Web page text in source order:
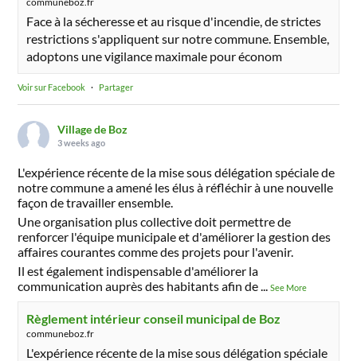
Face à la sécheresse et au risque d'incendie, de strictes
restrictions s'appliquent sur notre commune. Ensemble,
adoptons une vigilance maximale pour économ
Voir sur Facebook · Partager
Village de Boz
3 weeks ago
L'expérience récente de la mise sous délégation spéciale de
notre commune a amené les élus à réfléchir à une nouvelle
façon de travailler ensemble.
Une organisation plus collective doit permettre de
renforcer l'équipe municipale et d'améliorer la gestion des
affaires courantes comme des projets pour l'avenir.
Il est également indispensable d'améliorer la
communication auprès des habitants afin de
...See More
Règlement intérieur conseil municipal de Boz
communeboz.fr
L'expérience récente de la mise sous délégation spéciale